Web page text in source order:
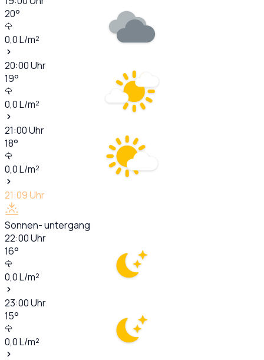
20°
0,0L/m²
20:00Uhr
19°
0,0L/m²
21:00Uhr
18°
0,0L/m²
21:09Uhr
Sonnen- untergang
22:00Uhr
16°
0,0L/m²
23:00Uhr
15°
0,0L/m²